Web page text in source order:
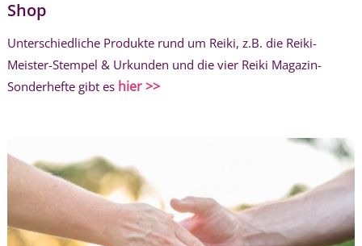
Shop
Unterschiedliche Produkte rund um Reiki, z.B. die Reiki-
Meister-Stempel & Urkunden und die vier Reiki Magazin-
Sonderhefte gibt es hier >>